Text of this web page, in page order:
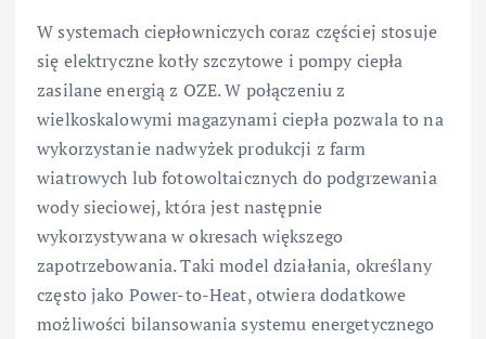
W systemach ciepłowniczych coraz częściej stosuje
się elektryczne kotły szczytowe i pompy ciepła
zasilane energią z OZE. W połączeniu z
wielkoskalowymi magazynami ciepła pozwala to na
wykorzystanie nadwyżek produkcji z farm
wiatrowych lub fotowoltaicznych do podgrzewania
wody sieciowej, która jest następnie
wykorzystywana w okresach większego
zapotrzebowania. Taki model działania, określany
często jako Power-to-Heat, otwiera dodatkowe
możliwości bilansowania systemu energetycznego